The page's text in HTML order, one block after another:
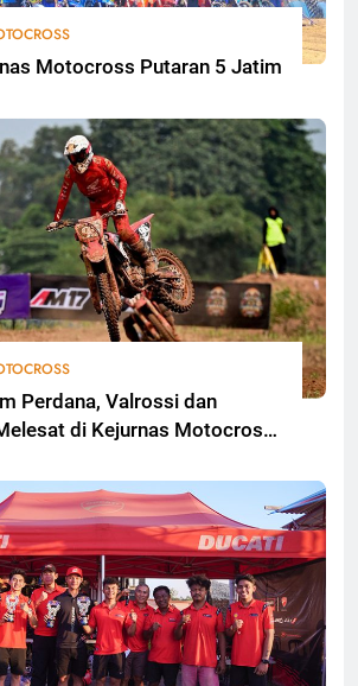
Motocross Putaran 5 Jatim
Perdana, Valrossi dan
di Kejurnas Motocross